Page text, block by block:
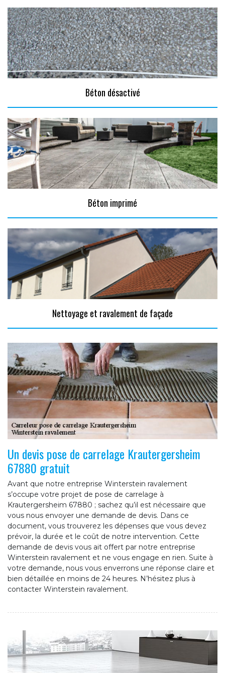
Béton désactivé
Béton imprimé
Nettoyage et ravalement de façade
Un devis pose de carrelage Krautergersheim
67880 gratuit
Avant que notre entreprise Winterstein ravalement
s’occupe votre projet de pose de carrelage à
Krautergersheim 67880 ; sachez qu’il est nécessaire que
vous nous envoyer une demande de devis. Dans ce
document, vous trouverez les dépenses que vous devez
prévoir, la durée et le coût de notre intervention. Cette
demande de devis vous ait offert par notre entreprise
Winterstein ravalement et ne vous engage en rien. Suite à
votre demande, nous vous enverrons une réponse claire et
bien détaillée en moins de 24 heures. N’hésitez plus à
contacter Winterstein ravalement.